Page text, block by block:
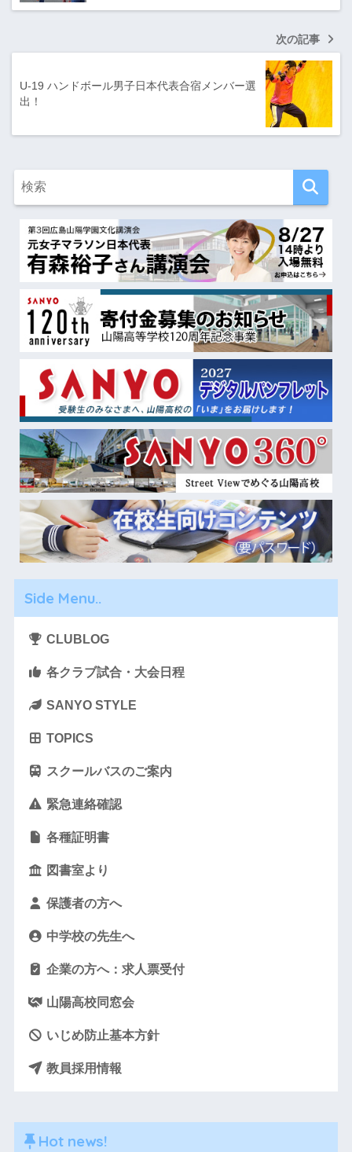
次の記事
U-19 ハンドボール男子日本代表合宿メンバー選
出！
Side Menu..
CLUBLOG
各クラブ試合・大会日程
SANYO STYLE
TOPICS
スクールバスのご案内
緊急連絡確認
各種証明書
図書室より
保護者の方へ
中学校の先生へ
企業の方へ：求人票受付
山陽高校同窓会
いじめ防止基本方針
教員採用情報
Hot news!